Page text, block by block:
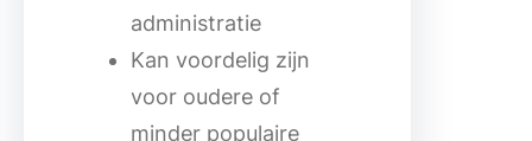
administratie
Kan voordelig zijn
voor oudere of
minder populaire